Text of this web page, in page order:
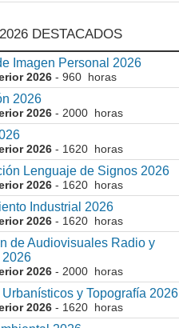
DESTACADOS
Imagen Personal 2026
2026 - 960 horas
2026
2026 - 2000 horas
2026 - 1620 horas
Lenguaje de Signos 2026
2026 - 1620 horas
Industrial 2026
2026 - 1620 horas
de Audiovisuales Radio y
2026
2026 - 2000 horas
y Topografía 2026
2026 - 1620 horas